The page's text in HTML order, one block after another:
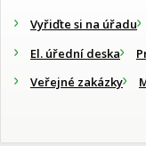
Vyřiďte si na úřadu
El. úřední deska
Veřejné zakázky